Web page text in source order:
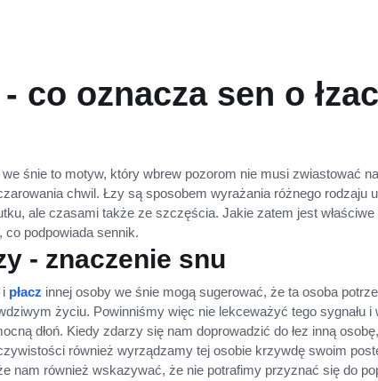
co oznacza sen o
śnie to motyw, który wbrew pozorom nie musi zwiastować
chwil. Łzy są sposobem wyrażania różnego rodzaju
ale czasami także ze szczęścia. Jakie zatem jest właściwe
co podpowiada sennik.
- znaczenie snu
i płacz innej osoby we śnie mogą sugerować, że ta osoba
życiu. Powinniśmy więc nie lekceważyć tego sygnału i
dłoń. Kiedy zdarzy się nam doprowadzić do łez inną
również wyrządzamy tej osobie krzywdę swoim
nam również wskazywać, że nie potrafimy przyznać się do